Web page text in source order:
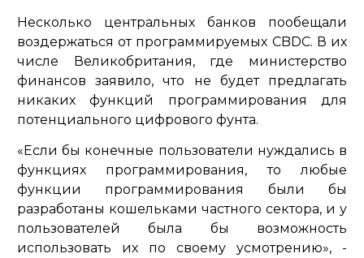
Несколько центральных банков пообещали
воздержаться от программируемых CBDC. В их
числе Великобритания, где министерство
финансов заявило, что не будет предлагать
никаких функций программирования для
потенциального цифрового фунта.
«Если бы конечные пользователи нуждались в
функциях программирования, то любые
функции программирования были бы
разработаны кошельками частного сектора, и у
пользователей была бы возможность
использовать их по своему усмотрению», -